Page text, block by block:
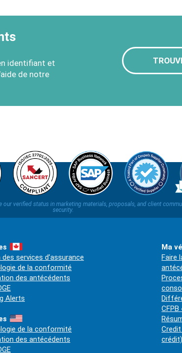
identifiant et
de notre
verified status in marketing materials, proposals, and client
security.
des services d’assurance
de la conformité
des antécédents
Alerts
de la conformité
des antécédents
Ma
Faire
crédit)